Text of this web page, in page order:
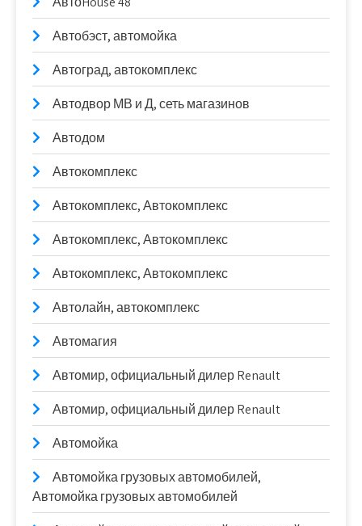
Автобэст, автомойка
Автоград, автокомплекс
Автодвор МВ и Д, сеть магазинов
Автодом
Автокомплекс
Автокомплекс, Автокомплекс
Автокомплекс, Автокомплекс
Автокомплекс, Автокомплекс
Автолайн, автокомплекс
Автомагия
Автомир, официальный дилер Renault
Автомир, официальный дилер Renault
Автомойка
Автомойка грузовых автомобилей,
Автомойка грузовых автомобилей